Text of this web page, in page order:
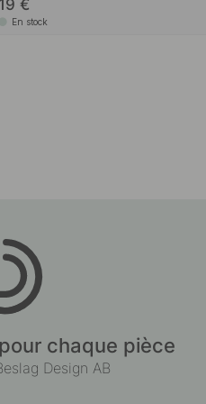
19
En stock
chaque pièce
Design AB